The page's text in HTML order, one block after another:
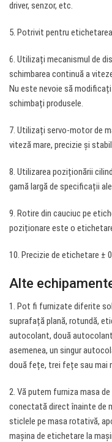
driver, senzor, etc.
5. Potrivit pentru
6. Utilizați mecanismul de
schimbarea continuă a
Nu este nevoie să
schimbați produsele.
7. Utilizați servo-motor de
viteză mare, precizie și
8. Utilizarea poziționării
gamă largă de specificații
9. Rotire din cauciuc pe
poziționare este o
10. Precizie de etichetare ±
Alte
1. Pot fi furnizate diferite
suprafață plană, rotundă,
autocolant, două
asemenea, un singur
două fețe, trei fețe sau mai
2. Vă putem furniza masa
conectată direct înainte de
sticlele pe masa rotativă,
mașina de etichetare la